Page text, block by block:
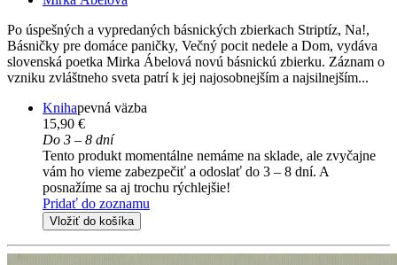
Po úspešných a vypredaných básnických zbierkach Striptíz, Na!,
Básničky pre domáce paničky, Večný pocit nedele a Dom, vydáva
slovenská poetka Mirka Ábelová novú básnickú zbierku. Záznam o
vzniku zvláštneho sveta patrí k jej najosobnejším a najsilnejším...
Knihapevná väzba
15,90 €
Do 3 – 8 dní
Tento produkt momentálne nemáme na sklade, ale zvyčajne
vám ho vieme zabezpečiť a odoslať do 3 – 8 dní. A
posnažíme sa aj trochu rýchlejšie!
Pridať do zoznamu
Vložiť do košíka